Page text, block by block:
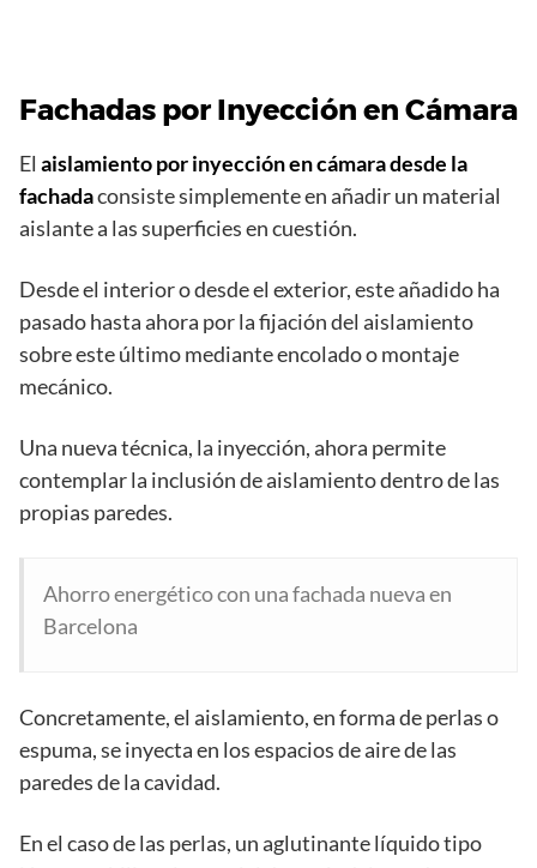
Fachadas por Inyección en Cámara
El aislamiento por inyección en cámara desde la
fachadaconsiste simplemente en añadir un material
aislante a las superficies en cuestión.
Desde el interior o desde el exterior, este añadido ha
pasado hasta ahora por la fijación del aislamiento
sobre este último mediante encolado o montaje
mecánico.
Una nueva técnica, la inyección, ahora permite
contemplar la inclusión de aislamiento dentro de las
propias paredes.
Ahorro energético con una fachada nueva en
Barcelona
Concretamente, el aislamiento, en forma de perlas o
espuma, se inyecta en los espacios de aire de las
paredes de la cavidad.
En el caso de las perlas, un aglutinante líquido tipo